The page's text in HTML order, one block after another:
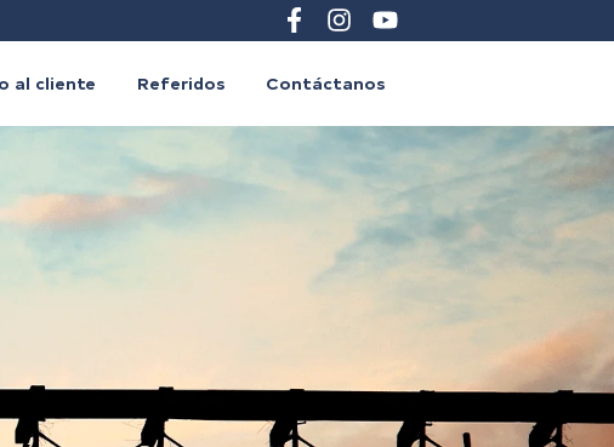
al cliente Referidos Contáctanos